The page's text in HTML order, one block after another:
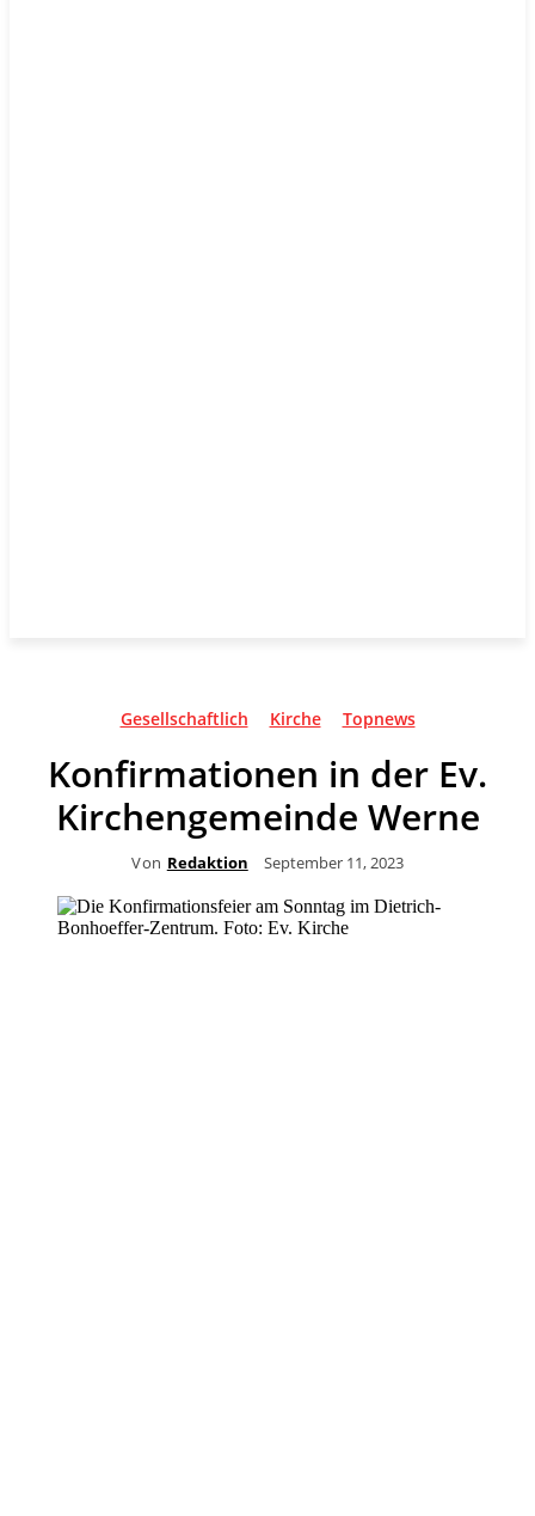
Gesellschaftlich Kirche Topnews
Konfirmationen in der Ev.
Kirchengemeinde Werne
Von Redaktion September 11, 2023